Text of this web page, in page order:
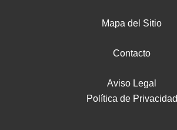
Mapa del Sitio
Contacto
Aviso Legal
Política de Privacidad